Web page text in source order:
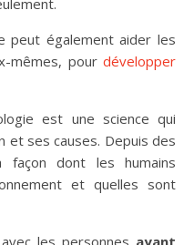
peut également aider les
mêmes, pour développer
est une science qui
et ses causes. Depuis des
façon dont les humains
et quelles sont
les personnes ayant